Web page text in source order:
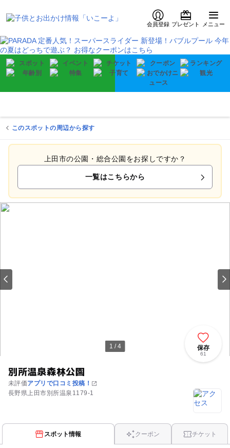
会員登録 プレゼント メニュー
このスポットの周辺から探す
上田市の公園・総合公園をお探しですか？
一覧はこちらから
1 / 4
別所温泉森林公園
未評価アプリで口コミ投稿！
長野県上田市別所温泉1179-1
保存
61
スポット情報 クーポン チケット